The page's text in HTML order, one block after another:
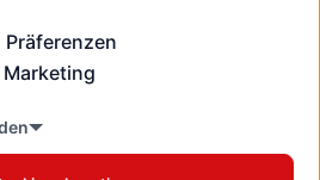
Präferenzen
Marketing